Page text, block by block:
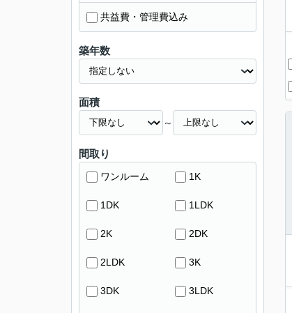
共益費・管理費込み
築年数
面積
～
間取り
ワンルーム 1K
1DK 1LDK
2K 2DK
2LDK 3K
3DK 3LDK